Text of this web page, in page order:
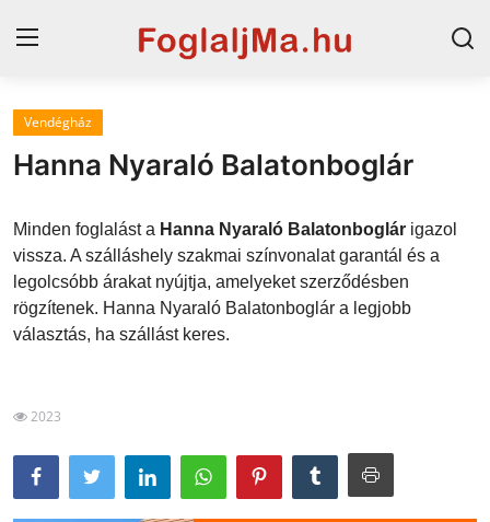
Magyarország
Horvát tengerpart
Szállások a Balatonon
Horvátország
Blog
Vendégház
Hanna Nyaraló Balatonboglár
Minden foglalást a Hanna Nyaraló Balatonboglár igazol
vissza. A szálláshely szakmai színvonalat garantál és a
legolcsóbb árakat nyújtja, amelyeket szerződésben
rögzítenek. Hanna Nyaraló Balatonboglár a legjobb
választás, ha szállást keres.
2023